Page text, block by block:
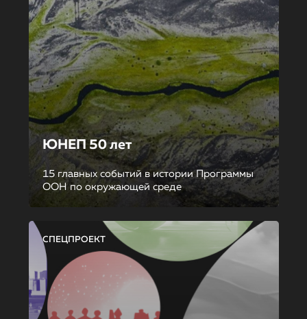
ЮНЕП 50 лет
15 главных событий в истории Программы
ООН по окружающей среде
СПЕЦПРОЕКТ